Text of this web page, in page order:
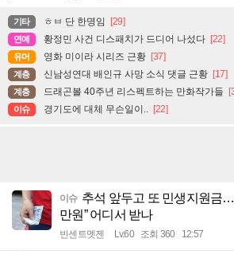
기타 ㅎㅂ 단 한명임 [29]
연예 황정민 사건 디스패치가 드디어 나섰다 [22]
유머 영화 미이라 시리즈 근황 [37]
계층 신남성연대 배인규 사망 소식 댓글 근황 [17]
계층 드래곤볼 40주년 리스펙트하는 만화작가들
이슈 경기도에 대체 무슨일이.. [22]
이슈 추석 앞두고 또 민생지원금
만원” 어디서 받나
빈센트멧젠 Lv.60 조회 360 12:57